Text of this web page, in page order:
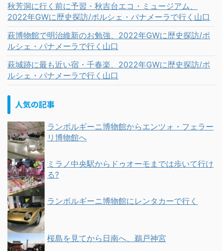
秋芳洞に行く前に予習・秋吉台エコ・ミュージアム、
2022年GWに歴史探訪/ポルシェ・パナメーラで行く山口
萩博物館で明治維新のお勉強、2022年GWに歴史探訪/ポ
ルシェ・パナメーラで行く山口
萩城跡に最も近い宿・千春楽、2022年GWに歴史探訪/ポ
ルシェ・パナメーラで行く山口
人気の記事
ランボルギーニ博物館からエンツォ・フェラー
リ博物館へ
ミラノ中央駅からドゥオーモまでは歩いて行け
る?
ランボルギーニ博物館にレンタカーで行く
桜島を見てから日南へ、鵜戸神宮